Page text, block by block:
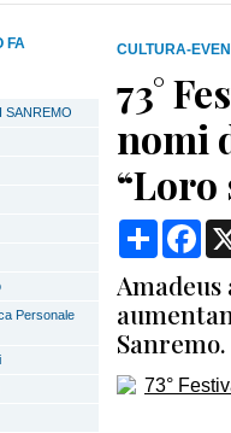
FA
SANREMO
Personale
CULTURA-
73°
nomi